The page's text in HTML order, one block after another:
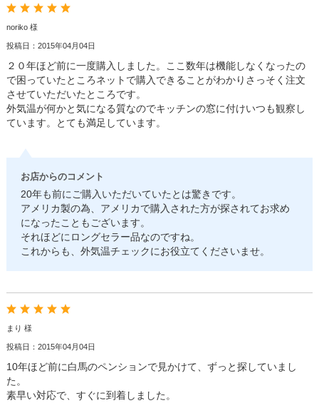
noriko 様
投稿日：2015年04月04日
２０年ほど前に一度購入しました。ここ数年は機能しなくなったの
で困っていたところネットで購入できることがわかりさっそく注文
させていただいたところです。
外気温が何かと気になる質なのでキッチンの窓に付けいつも観察し
ています。とても満足しています。
お店からのコメント
20年も前にご購入いただいていたとは驚きです。
アメリカ製の為、アメリカで購入された方が探されてお求め
になったこともございます。
それほどにロングセラー品なのですね。
これからも、外気温チェックにお役立てくださいませ。
まり 様
投稿日：2015年04月04日
10年ほど前に白馬のペンションで見かけて、ずっと探していまし
た。
素早い対応で、すぐに到着しました。